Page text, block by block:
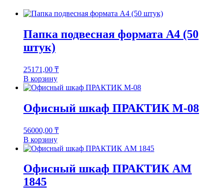
Папка подвесная формата А4 (50
штук)
25171,00 ₸
В корзину
Офисный шкаф ПРАКТИК M-08
56000,00 ₸
В корзину
Офисный шкаф ПРАКТИК AM
1845